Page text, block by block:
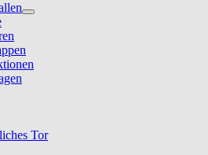
Tor